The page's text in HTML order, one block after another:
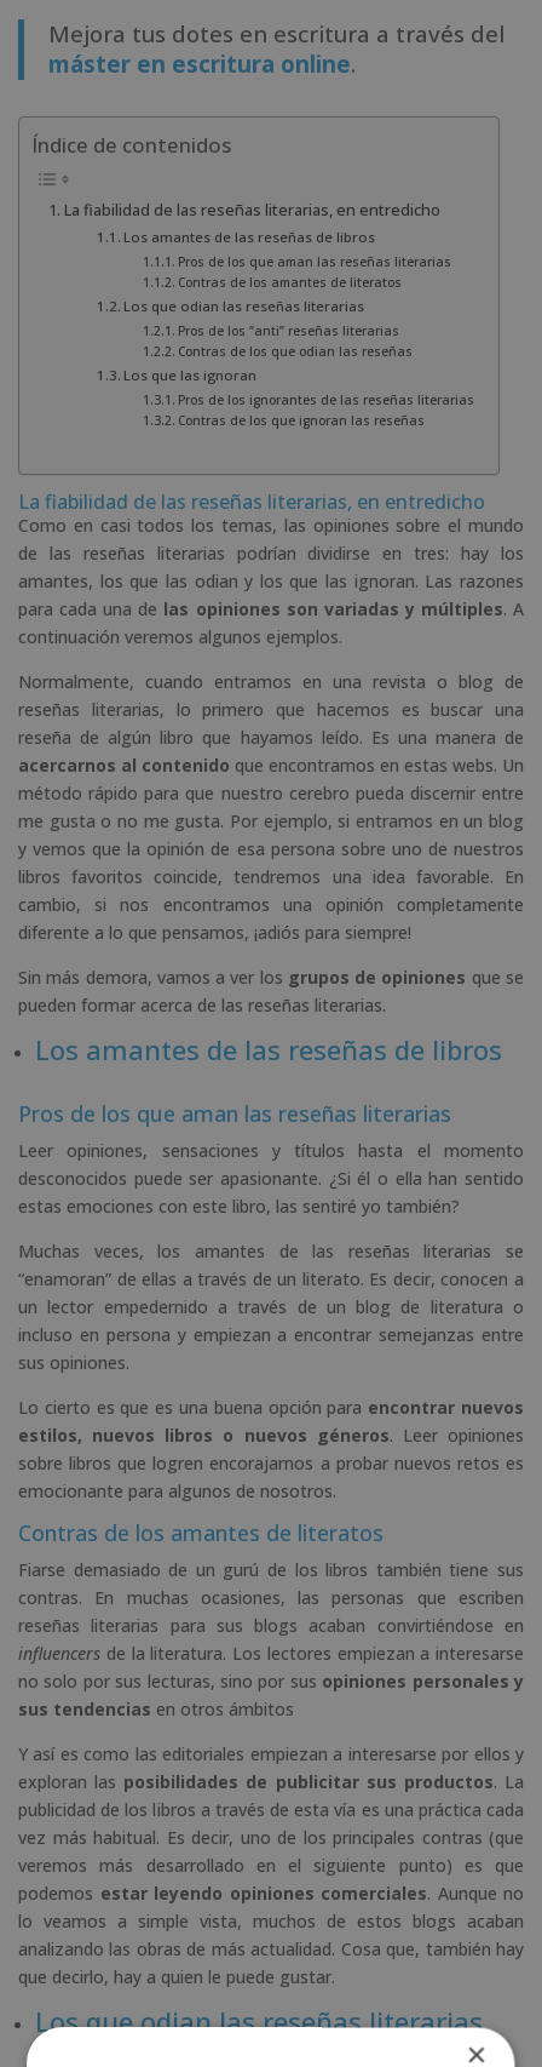
Mejora tus dotes en escritura a través del
máster en escritura online.
Índice de contenidos
La fiabilidad de las reseñas literarias, en entredicho
Los amantes de las reseñas de libros
Pros de los que aman las reseñas literarias
Contras de los amantes de literatos
Los que odian las reseñas literarias
Pros de los “anti” reseñas literarias
Contras de los que odian las reseñas
Los que las ignoran
Pros de los ignorantes de las reseñas literarias
Contras de los que ignoran las reseñas
La fiabilidad de las reseñas literarias, en entredicho
Como en casi todos los temas, las opiniones sobre el mundo
de las reseñas literarias podrían dividirse en tres: hay los
amantes, los que las odian y los que las ignoran. Las razones
para cada una de las opiniones son variadas y múltiples. A
continuación veremos algunos ejemplos.
Normalmente, cuando entramos en una revista o blog de
reseñas literarias, lo primero que hacemos es buscar una
reseña de algún libro que hayamos leído. Es una manera de
acercarnos al contenido que encontramos en estas webs. Un
método rápido para que nuestro cerebro pueda discernir entre
me gusta o no me gusta. Por ejemplo, si entramos en un blog
y vemos que la opinión de esa persona sobre uno de nuestros
libros favoritos coincide, tendremos una idea favorable. En
cambio, si nos encontramos una opinión completamente
diferente a lo que pensamos, ¡adiós para siempre!
Sin más demora, vamos a ver los grupos de opiniones que se
pueden formar acerca de las reseñas literarias.
Los amantes de las reseñas de libros
Pros de los que aman las reseñas literarias
Leer opiniones, sensaciones y títulos hasta el momento
desconocidos puede ser apasionante. ¿Si él o ella han sentido
estas emociones con este libro, las sentiré yo también?
Muchas veces, los amantes de las reseñas literarias se
“enamoran” de ellas a través de un literato. Es decir, conocen a
un lector empedernido a través de un blog de literatura o
incluso en persona y empiezan a encontrar semejanzas entre
sus opiniones.
Lo cierto es que es una buena opción para encontrar nuevos
estilos, nuevos libros o nuevos géneros. Leer opiniones
sobre libros que logren encorajarnos a probar nuevos retos es
emocionante para algunos de nosotros.
Contras de los amantes de literatos
Fiarse demasiado de un gurú de los libros también tiene sus
contras. En muchas ocasiones, las personas que escriben
reseñas literarias para sus blogs acaban convirtiéndose en
influencers de la literatura. Los lectores empiezan a interesarse
no solo por sus lecturas, sino por sus opiniones personales y
sus tendencias en otros ámbitos
Y así es como las editoriales empiezan a interesarse por ellos y
exploran las posibilidades de publicitar sus productos. La
publicidad de los libros a través de esta vía es una práctica cada
vez más habitual. Es decir, uno de los principales contras (que
veremos más desarrollado en el siguiente punto) es que
podemos estar leyendo opiniones comerciales. Aunque no
lo veamos a simple vista, muchos de estos blogs acaban
analizando las obras de más actualidad. Cosa que, también hay
que decirlo, hay a quien le puede gustar.
Los que odian las reseñas literarias
×